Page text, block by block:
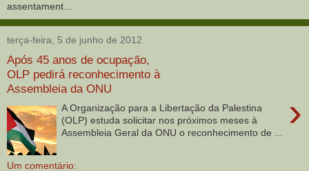
assentament...
terça-feira, 5 de junho de 2012
Após 45 anos de ocupação,
OLP pedirá reconhecimento à
Assembleia da ONU
›
A Organização para a Libertação da Palestina
(OLP) estuda solicitar nos próximos meses à
Assembleia Geral da ONU o reconhecimento de ...
Um comentário: